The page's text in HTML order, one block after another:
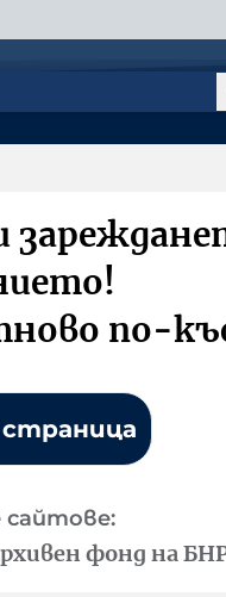
по-
фонд на